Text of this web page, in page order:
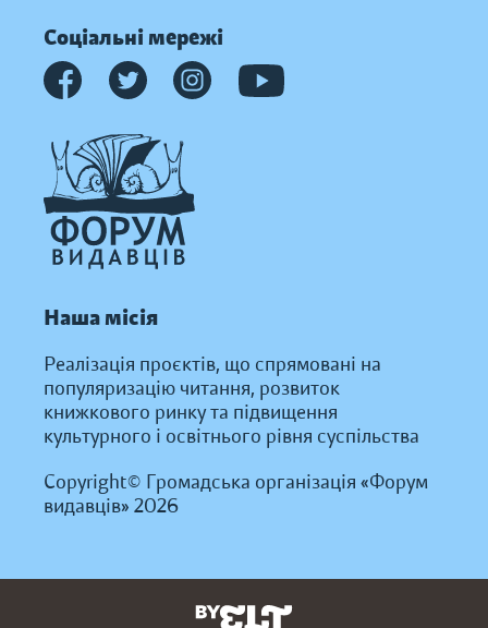
Соціальні мережі
Наша місія
Реалізація проєктів, що спрямовані на
популяризацію читання, розвиток
книжкового ринку та підвищення
культурного і освітнього рівня суспільства
Copyright© Громадська організація «Форум
видавців» 2026